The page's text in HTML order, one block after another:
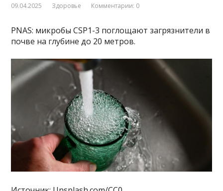
09.04.2025 Здоровье Комментарии: 0
PNAS: микробы CSP1-3 поглощают загрязнители в
почве на глубине до 20 метров.